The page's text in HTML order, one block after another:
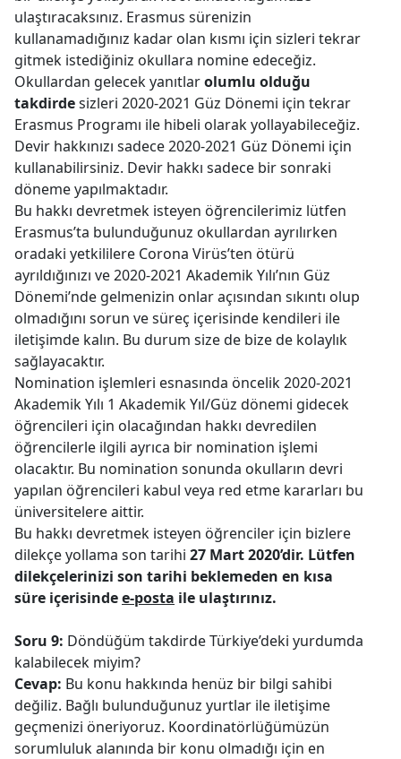
ulaştıracaksınız. Erasmus sürenizin
kullanamadığınız kadar olan kısmı için sizleri tekrar
gitmek istediğiniz okullara nomine edeceğiz.
Okullardan gelecek yanıtlarolumlu olduğu
takdirdesizleri 2020-2021 Güz Dönemi için tekrar
Erasmus Programı ile hibeli olarak yollayabileceğiz.
Devir hakkınızı sadece 2020-2021 Güz Dönemi için
kullanabilirsiniz. Devir hakkı sadece bir sonraki
döneme yapılmaktadır.
Bu hakkı devretmek isteyen öğrencilerimiz lütfen
Erasmus’ta bulunduğunuz okullardan ayrılırken
oradaki yetkililere Corona Virüs’ten ötürü
ayrıldığınızı ve 2020-2021 Akademik Yılı’nın Güz
Dönemi’nde gelmenizin onlar açısından sıkıntı olup
olmadığını sorun ve süreç içerisinde kendileri ile
iletişimde kalın. Bu durum size de bize de kolaylık
sağlayacaktır.
Nomination işlemleri esnasında öncelik 2020-2021
Akademik Yılı 1 Akademik Yıl/Güz dönemi gidecek
öğrencileri için olacağından hakkı devredilen
öğrencilerle ilgili ayrıca bir nomination işlemi
olacaktır. Bu nomination sonunda okulların devri
yapılan öğrencileri kabul veya red etme kararları bu
üniversitelere aittir.
Bu hakkı devretmek isteyen öğrenciler için bizlere
dilekçe yollama son tarihi 27 Mart 2020’dir. Lütfen
dilekçelerinizi son tarihi beklemeden en kısa
süre içerisindee-posta ile ulaştırınız.
Soru 9: Döndüğüm takdirde Türkiye’deki yurdumda
kalabilecek miyim?
Cevap: Bu konu hakkında henüz bir bilgi sahibi
değiliz. Bağlı bulunduğunuz yurtlar ile iletişime
geçmenizi öneriyoruz. Koordinatörlüğümüzün
sorumluluk alanında bir konu olmadığı için en